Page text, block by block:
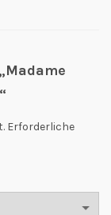
Erforderliche